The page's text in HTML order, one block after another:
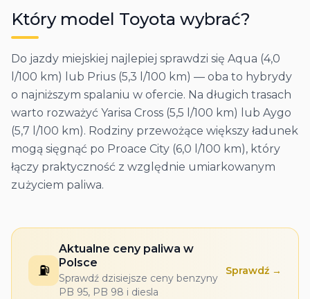
Który model Toyota wybrać?
Do jazdy miejskiej najlepiej sprawdzi się Aqua (4,0
l/100 km) lub Prius (5,3 l/100 km) — oba to hybrydy
o najniższym spalaniu w ofercie. Na długich trasach
warto rozważyć Yarisa Cross (5,5 l/100 km) lub Aygo
(5,7 l/100 km). Rodziny przewożące większy ładunek
mogą sięgnąć po Proace City (6,0 l/100 km), który
łączy praktyczność z względnie umiarkowanym
zużyciem paliwa.
⛽
Aktualne ceny paliwa w
Polsce
Sprawdź dzisiejsze ceny benzyny
PB 95, PB 98 i diesla
Sprawdź →